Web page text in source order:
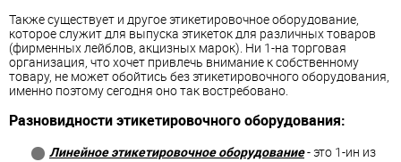
Также существует и другое этикетировочное оборудование,
которое служит для выпуска этикеток для различных товаров
(фирменных лейблов, акцизных марок). Ни 1-на торговая
организация, что хочет привлечь внимание к собственному
товару, не может обойтись без этикетировочного оборудования,
именно поэтому сегодня оно так востребовано.
Разновидности этикетировочного оборудования:
Линейное этикетировочное оборудование- это 1-ин из